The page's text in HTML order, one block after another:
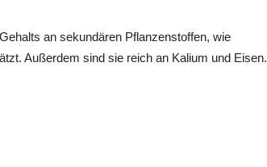
an sekundären Pflanzenstoffen, wie
Außerdem sind sie reich an Kalium und Eisen.